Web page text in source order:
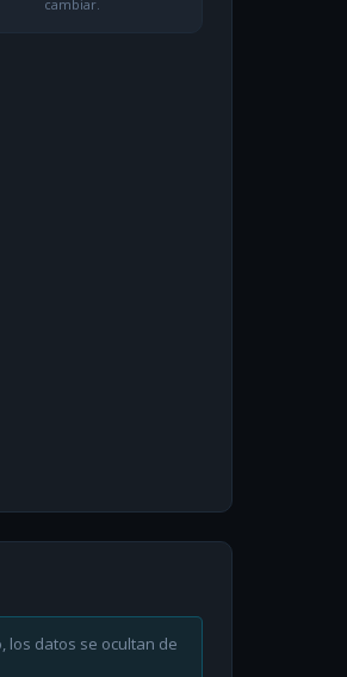
cambiar.
los datos se ocultan de